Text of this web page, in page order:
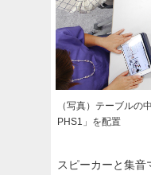
（写真）テーブルの
PHS1」を配置
スピーカーと集音